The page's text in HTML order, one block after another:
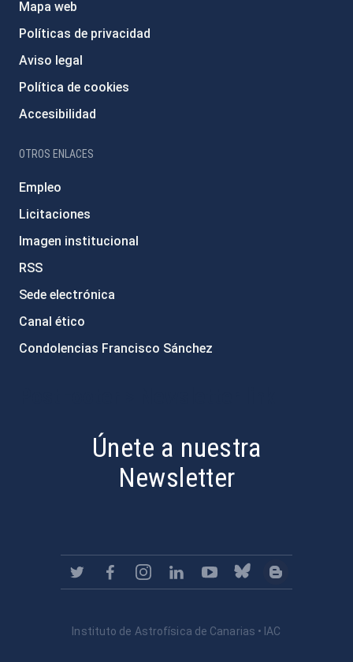
Mapa web
Políticas de privacidad
Aviso legal
Política de cookies
Accesibilidad
OTROS ENLACES
Empleo
Licitaciones
Imagen institucional
RSS
Sede electrónica
Canal ético
Condolencias Francisco Sánchez
Únete a nuestra
Newsletter
Instituto de Astrofísica de Canarias • IAC